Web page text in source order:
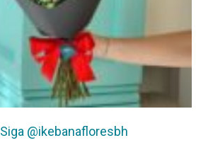
Siga @ikebanafloresbh